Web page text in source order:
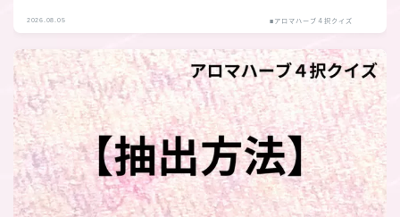
2026.08.05 ■アロマハーブ４択クイズ